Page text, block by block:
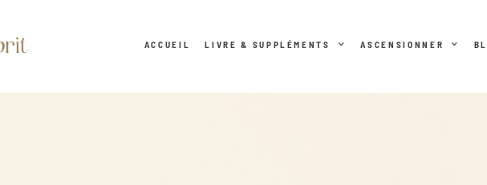
ACCUEIL LIVRE & SUPPLÉMENTS ASCENSIONNER